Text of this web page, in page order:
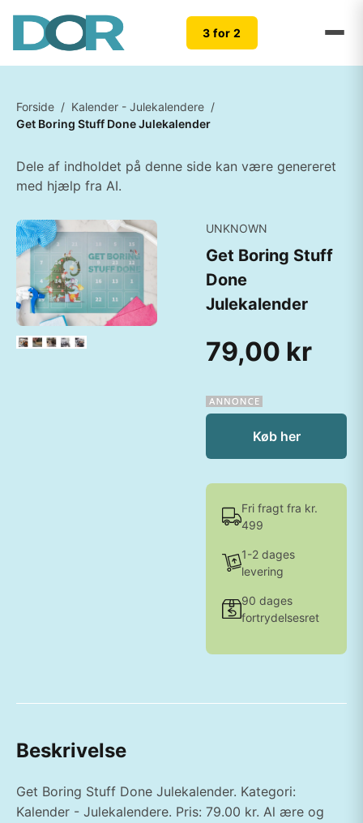
3 for 2
Forside / Kalender - Julekalendere /
Get Boring Stuff Done Julekalender
Dele af indholdet på denne side kan være genereret
med hjælp fra AI.
UNKNOWN
Get Boring Stuff
Done
Julekalender
79,00 kr
Køb her
Fri fragt fra kr.
499
1-2 dages
levering
90 dages
fortrydelsesret
Beskrivelse
Get Boring Stuff Done Julekalender. Kategori:
Kalender - Julekalendere. Pris: 79.00 kr. Al ære og